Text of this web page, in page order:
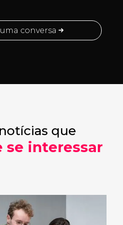
conversa
que
se interessar